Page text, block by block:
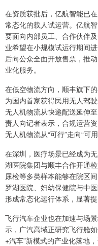
在资质获批后，亿航智能已
常态化的载人试运营。亿航
要面向内部员工、合作伙伴
业希望在小规模试运行期间
后向公众全面开放售票，推
业化服务。
在低空物流方向，顺丰旗下
为国内首家获得民用无人驾
无人机物流从快递配送延伸
责人向记者表示，合规运营
无人机物流从“可行”走向“可用
在深圳，医疗场景已经成为
湖医院集团与顺丰合作开通
尿检等多类样本能够在院区
罗湖医院、妇幼保健院与中
形成常态化运行体系，显著提
飞行汽车企业也在加速与场
示，广汽高域正研究飞行舱
+汽车”新模式的产业化落地